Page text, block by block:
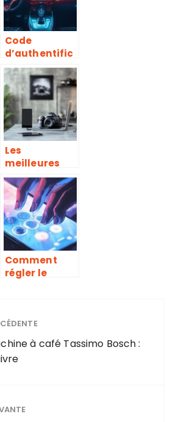
Code
d’authentific
ation Clio 4 :
Les solutions
officielles
Renault
Les
meilleures
offres pour
équiper votre
passion
photo et
électronique
Comment
régler le
efficacement
à café Tassimo Bosch :